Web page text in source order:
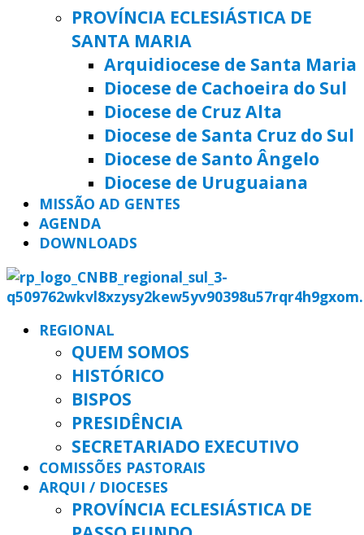
PROVÍNCIA ECLESIÁSTICA DE
SANTA MARIA
Arquidiocese de Santa Maria
Diocese de Cachoeira do Sul
Diocese de Cruz Alta
Diocese de Santa Cruz do Sul
Diocese de Santo Ângelo
Diocese de Uruguaiana
MISSÃO AD GENTES
AGENDA
DOWNLOADS
REGIONAL
QUEM SOMOS
HISTÓRICO
BISPOS
PRESIDÊNCIA
SECRETARIADO EXECUTIVO
COMISSÕES PASTORAIS
ARQUI / DIOCESES
PROVÍNCIA ECLESIÁSTICA DE